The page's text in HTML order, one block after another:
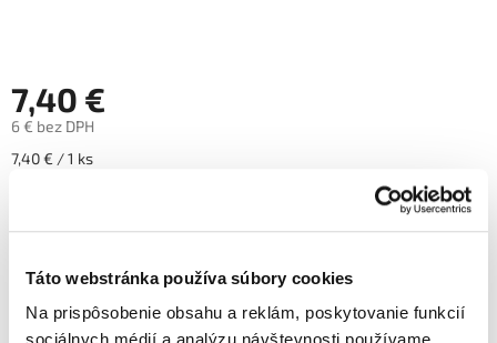
Táto webstránka používa súbory cookies
Na prispôsobenie obsahu a reklám, poskytovanie funkcií
7,40 €
6 € bez DPH
Jednotková
7,40 € / 1 ks
Pridať do košíka
Značka: Tommee Tippee